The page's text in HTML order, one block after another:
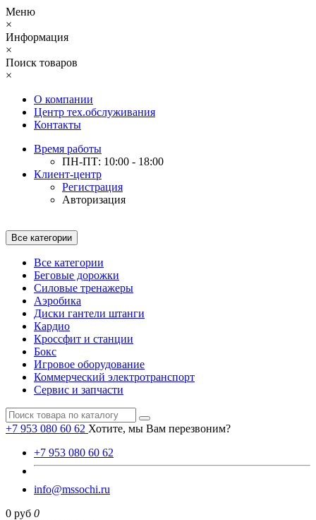
Меню
×
Информация
×
Поиск товаров
×
О компании
Центр тех.обслуживания
Контакты
Время работы
ПН-ПТ: 10:00 - 18:00
Клиент-центр
Регистрация
Авторизация
Все категории
Все категории
Беговые дорожки
Силовые тренажеры
Аэробика
Диски гантели штанги
Кардио
Кроссфит и станции
Бокс
Игровое оборудование
Коммерческий электротранспорт
Сервис и запчасти
+7 953 080 60 62 Хотите, мы Вам перезвоним?
+7 953 080 60 62
info@mssochi.ru
0 руб 0